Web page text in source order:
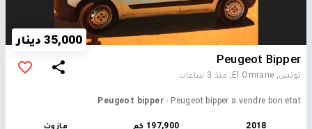
35,000 دينار
Peugeot Bipper
تونس, El Omrane, منذ 3 ساعات
Peugeot bipper - Peugeot bipper a vendre bon etat
2018 197,900 كم مازوت